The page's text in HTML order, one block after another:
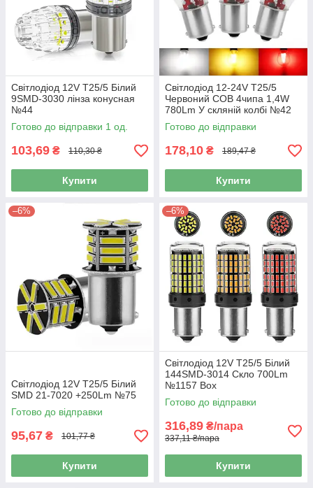
Світлодіод 12V Т25/5 Білий
9SMD-3030 лінза конусная
№44
Готово до відправки 1 од.
103,69 ₴ 110,30 ₴
Купити
Світлодіод 12-24V Т25/5
Червоний COB 4чипа 1,4W
780Lm У скляній колбі №42
Готово до відправки
178,10 ₴ 189,47 ₴
Купити
–6%
Світлодіод 12V Т25/5 Білий
SMD 21-7020 +250Lm №75
Готово до відправки
95,67 ₴ 101,77 ₴
Купити
–6%
Світлодіод 12V Т25/5 Білий
144SMD-3014 Скло 700Lm
№1157 Box
Готово до відправки
316,89 ₴/пара
337,11 ₴/пара
Купити